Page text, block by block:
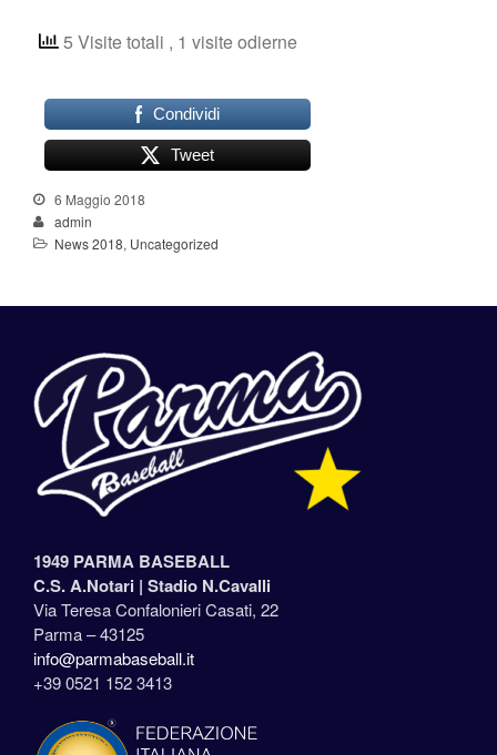
5 Visite totali , 1 visite odierne
Condividi
Tweet
6 Maggio 2018
admin
News 2018, Uncategorized
1949 PARMA BASEBALL
C.S. A.Notari | Stadio N.Cavalli
Via Teresa Confalonieri Casati, 22
Parma – 43125
info@parmabaseball.it
+39 0521 152 3413